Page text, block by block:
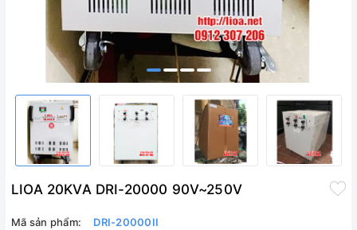
LIOA 20KVA DRI-20000 90V~250V
Mã sản phẩm:
DRI-20000II